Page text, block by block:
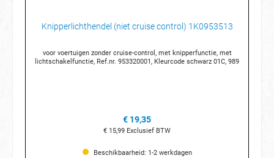
Knipperlichthendel (niet cruise control) 1K0953513
voor voertuigen zonder cruise-control, met knipperfunctie, met
lichtschakelfunctie, Ref.nr. 953320001, Kleurcode schwarz 01C, 989
€ 19,35
€ 15,99 Exclusief BTW
Beschikbaarheid: 1-2 werkdagen